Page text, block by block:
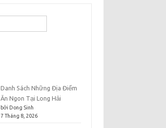
Danh Sách Những Địa Điểm
Ăn Ngon Tại Long Hải
bởi Dong Sinh
7 Tháng 8, 2026